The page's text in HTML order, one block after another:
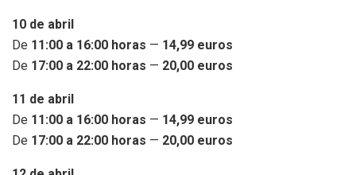
10 de abril
De 11:00 a 16:00 horas — 14,99 euros
De 17:00 a 22:00 horas — 20,00 euros
11 de abril
De 11:00 a 16:00 horas — 14,99 euros
De 17:00 a 22:00 horas — 20,00 euros